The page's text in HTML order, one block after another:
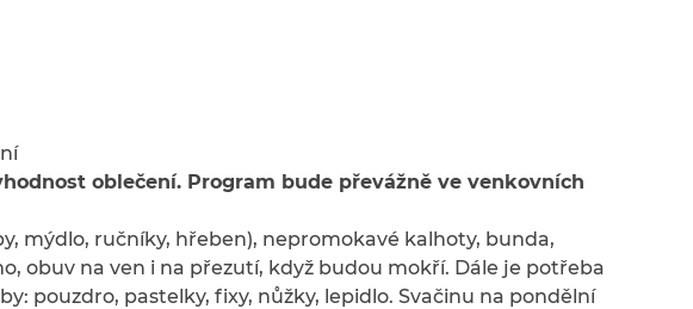
oblečení. Program bude převážně ve venkovních
mýdlo, ručníky, hřeben), nepromokavé kalhoty, bunda,
obuv na ven i na přezutí, když budou mokří. Dále je potřeba
pouzdro, pastelky, fixy, nůžky, lepidlo. Svačinu na pondělní